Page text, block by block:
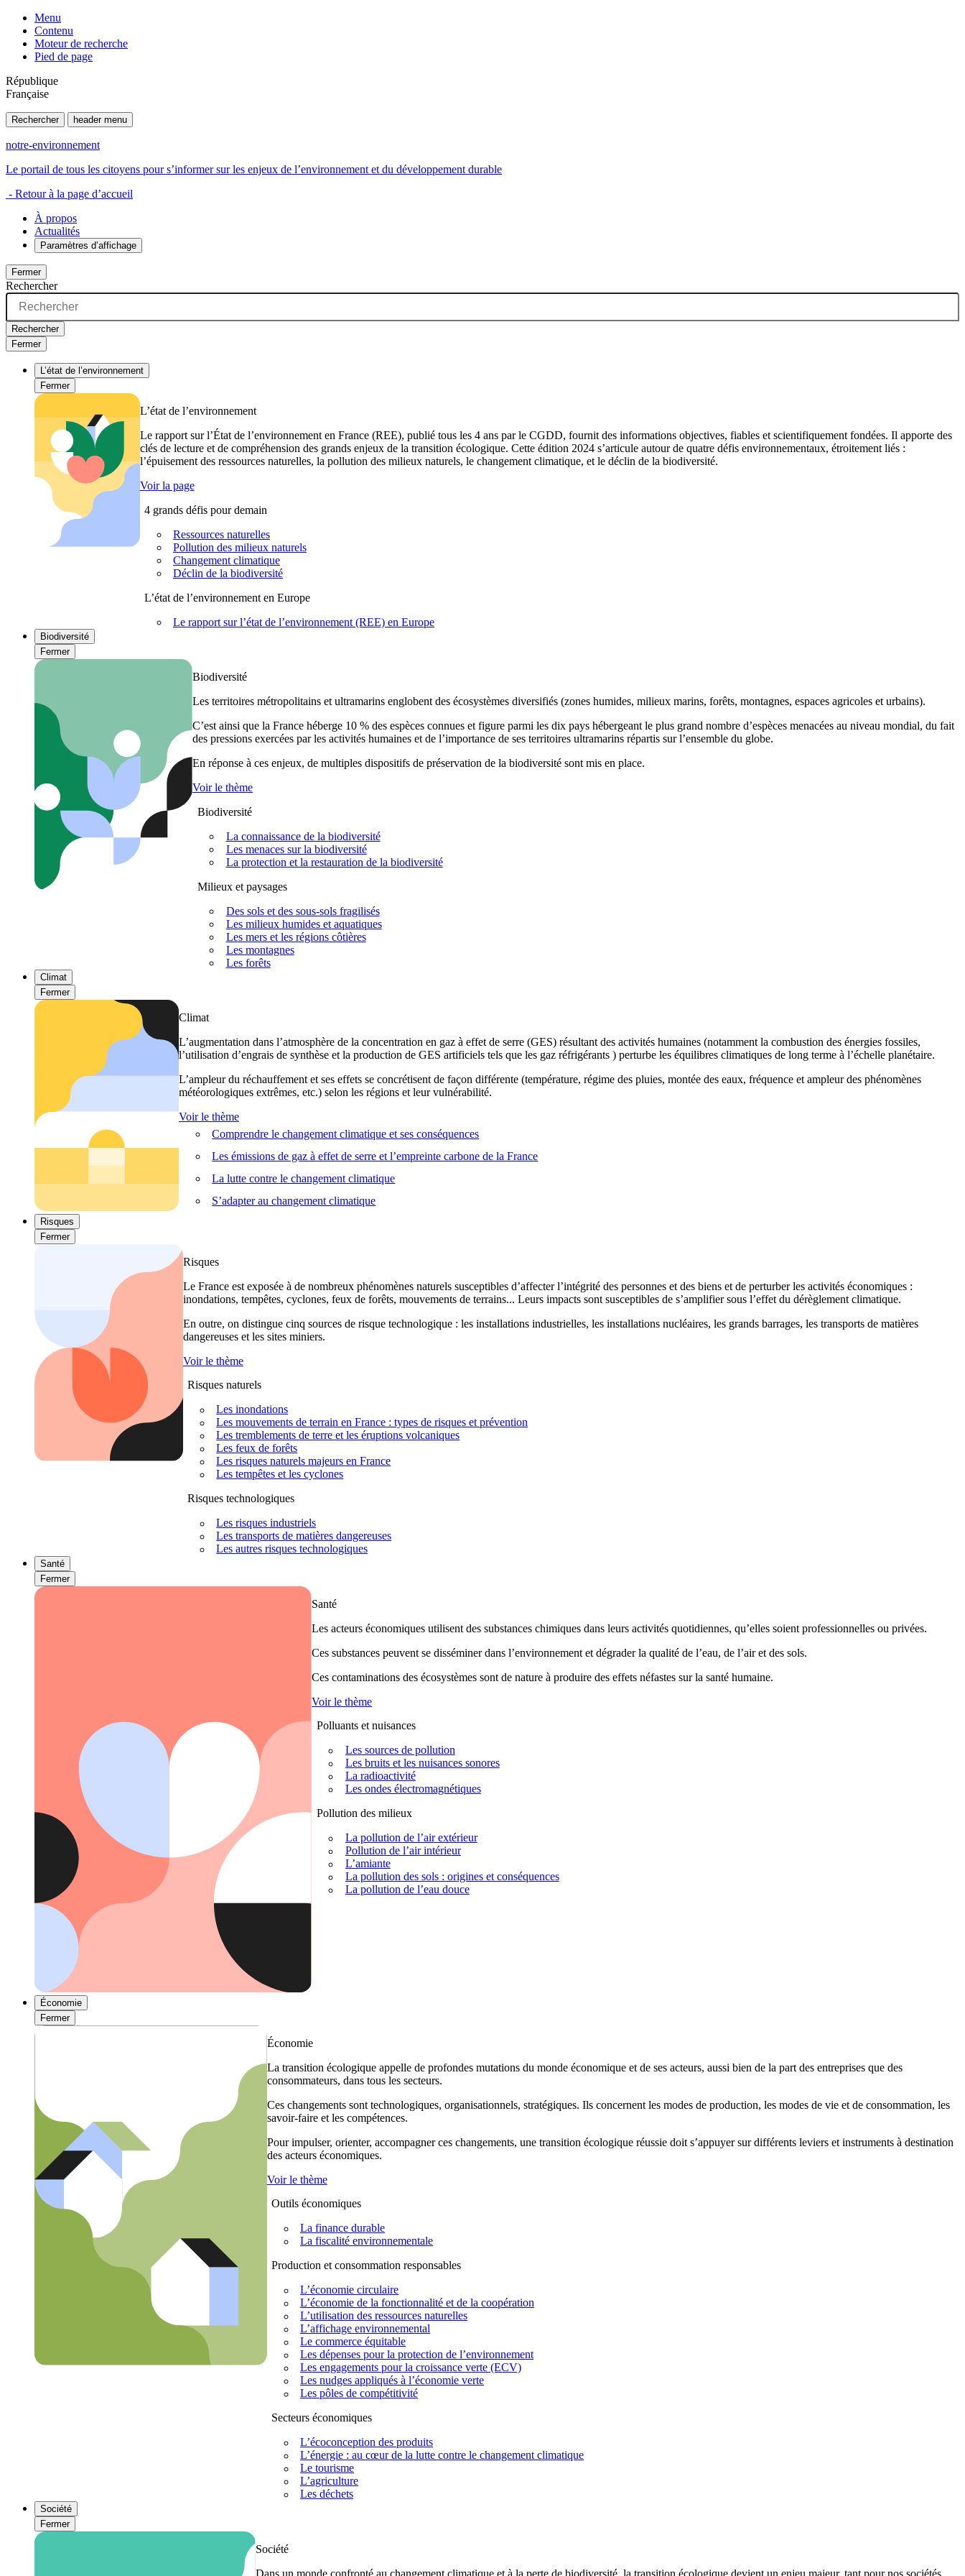
Menu
Contenu
Moteur de recherche
Pied de page
République
Française
Rechercher header menu
notre-environnement
Le portail de tous les citoyens pour s’informer sur les enjeux de l’environnement et du développement durable
- Retour à la page d’accueil
À propos
Actualités
Paramètres d’affichage
Fermer
Rechercher
Rechercher
Fermer
L’état de l’environnement
Fermer
L’état de l’environnement
Le rapport sur l’État de l’environnement en France (REE), publié tous les 4 ans par le CGDD, fournit des informations objectives, fiables et scientifiquement fondées. Il apporte des
clés de lecture et de compréhension des grands enjeux de la transition écologique. Cette édition 2024 s’articule autour de quatre défis environnementaux, étroitement liés :
l’épuisement des ressources naturelles, la pollution des milieux naturels, le changement climatique, et le déclin de la biodiversité.
Voir la page
4 grands défis pour demain
Ressources naturelles
Pollution des milieux naturels
Changement climatique
Déclin de la biodiversité
L’état de l’environnement en Europe
Le rapport sur l’état de l’environnement (REE) en Europe
Biodiversité
Fermer
Biodiversité
Les territoires métropolitains et ultramarins englobent des écosystèmes diversifiés (zones humides, milieux marins, forêts, montagnes, espaces agricoles et urbains).
C’est ainsi que la France héberge 10 % des espèces connues et figure parmi les dix pays hébergeant le plus grand nombre d’espèces menacées au niveau mondial, du fait
des pressions exercées par les activités humaines et de l’importance de ses territoires ultramarins répartis sur l’ensemble du globe.
En réponse à ces enjeux, de multiples dispositifs de préservation de la biodiversité sont mis en place.
Voir le thème
Biodiversité
La connaissance de la biodiversité
Les menaces sur la biodiversité
La protection et la restauration de la biodiversité
Milieux et paysages
Des sols et des sous-sols fragilisés
Les milieux humides et aquatiques
Les mers et les régions côtières
Les montagnes
Les forêts
Climat
Fermer
Climat
L’augmentation dans l’atmosphère de la concentration en gaz à effet de serre (GES) résultant des activités humaines (notamment la combustion des énergies fossiles,
l’utilisation d’engrais de synthèse et la production de GES artificiels tels que les gaz réfrigérants ) perturbe les équilibres climatiques de long terme à l’échelle planétaire.
L’ampleur du réchauffement et ses effets se concrétisent de façon différente (température, régime des pluies, montée des eaux, fréquence et ampleur des phénomènes
météorologiques extrêmes, etc.) selon les régions et leur vulnérabilité.
Voir le thème
Comprendre le changement climatique et ses conséquences
Les émissions de gaz à effet de serre et l’empreinte carbone de la France
La lutte contre le changement climatique
S’adapter au changement climatique
Risques
Fermer
Risques
Le France est exposée à de nombreux phénomènes naturels susceptibles d’affecter l’intégrité des personnes et des biens et de perturber les activités économiques :
inondations, tempêtes, cyclones, feux de forêts, mouvements de terrains... Leurs impacts sont susceptibles de s’amplifier sous l’effet du dérèglement climatique.
En outre, on distingue cinq sources de risque technologique : les installations industrielles, les installations nucléaires, les grands barrages, les transports de matières
dangereuses et les sites miniers.
Voir le thème
Risques naturels
Les inondations
Les mouvements de terrain en France : types de risques et prévention
Les tremblements de terre et les éruptions volcaniques
Les feux de forêts
Les risques naturels majeurs en France
Les tempêtes et les cyclones
Risques technologiques
Les risques industriels
Les transports de matières dangereuses
Les autres risques technologiques
Santé
Fermer
Santé
Les acteurs économiques utilisent des substances chimiques dans leurs activités quotidiennes, qu’elles soient professionnelles ou privées.
Ces substances peuvent se disséminer dans l’environnement et dégrader la qualité de l’eau, de l’air et des sols.
Ces contaminations des écosystèmes sont de nature à produire des effets néfastes sur la santé humaine.
Voir le thème
Polluants et nuisances
Les sources de pollution
Les bruits et les nuisances sonores
La radioactivité
Les ondes électromagnétiques
Pollution des milieux
La pollution de l’air extérieur
Pollution de l’air intérieur
L’amiante
La pollution des sols : origines et conséquences
La pollution de l’eau douce
Économie
Fermer
Économie
La transition écologique appelle de profondes mutations du monde économique et de ses acteurs, aussi bien de la part des entreprises que des
consommateurs, dans tous les secteurs.
Ces changements sont technologiques, organisationnels, stratégiques. Ils concernent les modes de production, les modes de vie et de consommation, les
savoir-faire et les compétences.
Pour impulser, orienter, accompagner ces changements, une transition écologique réussie doit s’appuyer sur différents leviers et instruments à destination
des acteurs économiques.
Voir le thème
Outils économiques
La finance durable
La fiscalité environnementale
Production et consommation responsables
L’économie circulaire
L’économie de la fonctionnalité et de la coopération
L’utilisation des ressources naturelles
L’affichage environnemental
Le commerce équitable
Les dépenses pour la protection de l’environnement
Les engagements pour la croissance verte (ECV)
Les nudges appliqués à l’économie verte
Les pôles de compétitivité
Secteurs économiques
L’écoconception des produits
L’énergie : au cœur de la lutte contre le changement climatique
Le tourisme
L’agriculture
Les déchets
Société
Fermer
Société
Dans un monde confronté au changement climatique et à la perte de biodiversité, la transition écologique devient un enjeu majeur, tant pour nos sociétés